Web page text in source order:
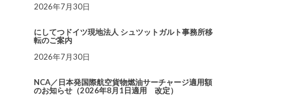
2026年7月30日
にしてつドイツ現地法人 シュツットガルト事務所移
転のご案内
2026年7月30日
NCA／日本発国際航空貨物燃油サーチャージ適用額
のお知らせ（2026年8月1日適用 改定）